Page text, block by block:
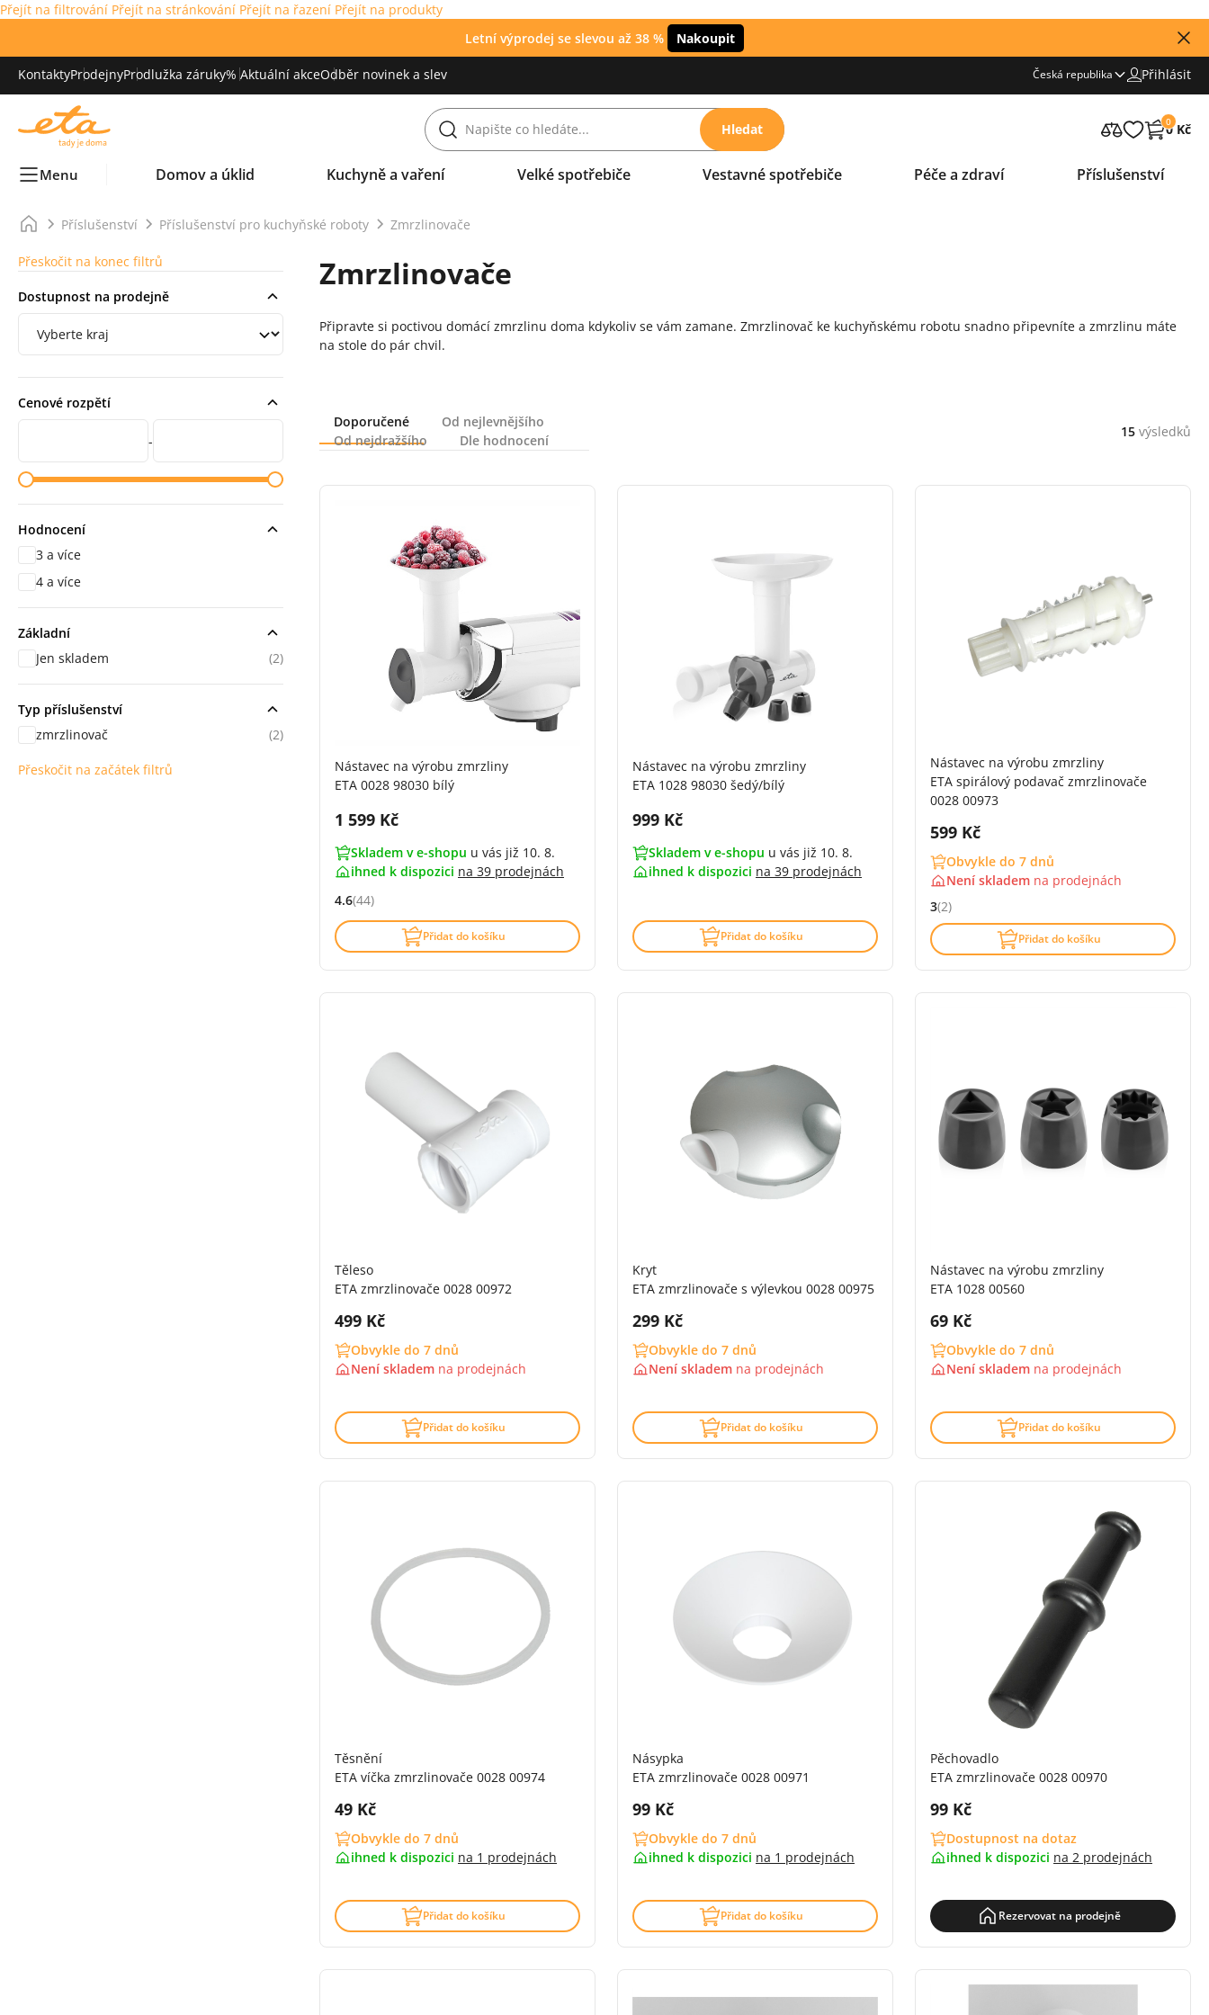
Přejít na filtrování Přejít na stránkování Přejít na řazení Přejít na produkty
Letní výprodej se slevou až 38 %
Nakoupit
KontaktyProdejnyProdlužka záruky% Aktuální akceOdběr novinek a slev Česká republika Přihlásit
Hledat 0
0 Kč
Menu Domov a úklid Kuchyně a vaření Velké spotřebiče Vestavné spotřebiče Péče a zdraví Příslušenství
Příslušenství Příslušenství pro kuchyňské roboty Zmrzlinovače
Zmrzlinovače
Připravte si poctivou domácí zmrzlinu doma kdykoliv se vám zamane. Zmrzlinovač ke kuchyňskému robotu snadno připevníte a zmrzlinu máte
na stole do pár chvil.
Řazení
Doporučené
Od nejlevnějšího
Od nejdražšího
Dle hodnocení
15 výsledků
Nástavec na výrobu zmrzliny
ETA 0028 98030 bílý
Cena s DPH:
1 599 Kč
Skladem v e-shopu u vás již 10. 8.
ihned k dispozici na 39 prodejnách
Hodnocení: 4.6 z 5 (44 recenzí)
4.6(44)
Přidat do košíku
Nástavec na výrobu zmrzliny
ETA 1028 98030 šedý/bílý
Cena s DPH:
999 Kč
Skladem v e-shopu u vás již 10. 8.
ihned k dispozici na 39 prodejnách
Přidat do košíku
Nástavec na výrobu zmrzliny
ETA spirálový podavač zmrzlinovače
0028 00973
Cena s DPH:
599 Kč
Obvykle do 7 dnů
Není skladem na prodejnách
Hodnocení: 3 z 5 (2 recenzí)
3(2)
Přidat do košíku
Těleso
ETA zmrzlinovače 0028 00972
Cena s DPH:
499 Kč
Obvykle do 7 dnů
Není skladem na prodejnách
Přidat do košíku
Kryt
ETA zmrzlinovače s výlevkou 0028 00975
Cena s DPH:
299 Kč
Obvykle do 7 dnů
Není skladem na prodejnách
Přidat do košíku
Nástavec na výrobu zmrzliny
ETA 1028 00560
Cena s DPH:
69 Kč
Obvykle do 7 dnů
Není skladem na prodejnách
Přidat do košíku
Těsnění
ETA víčka zmrzlinovače 0028 00974
Cena s DPH:
49 Kč
Obvykle do 7 dnů
ihned k dispozici na 1 prodejnách
Přidat do košíku
Násypka
ETA zmrzlinovače 0028 00971
Cena s DPH:
99 Kč
Obvykle do 7 dnů
ihned k dispozici na 1 prodejnách
Přidat do košíku
Pěchovadlo
ETA zmrzlinovače 0028 00970
Cena s DPH:
99 Kč
Dostupnost na dotaz
ihned k dispozici na 2 prodejnách
Rezervovat na prodejně
Přeskočit na konec filtrů
Dostupnost na prodejně
Filtrování podle regionu
Cenové rozpětí
Cena od
-
Cena do
Hodnocení
hodnocení
3 a více
hodnocení
4 a více
Základní
Jen skladem
(2)
Typ příslušenství
zmrzlinovač
(2)
Přeskočit na začátek filtrů